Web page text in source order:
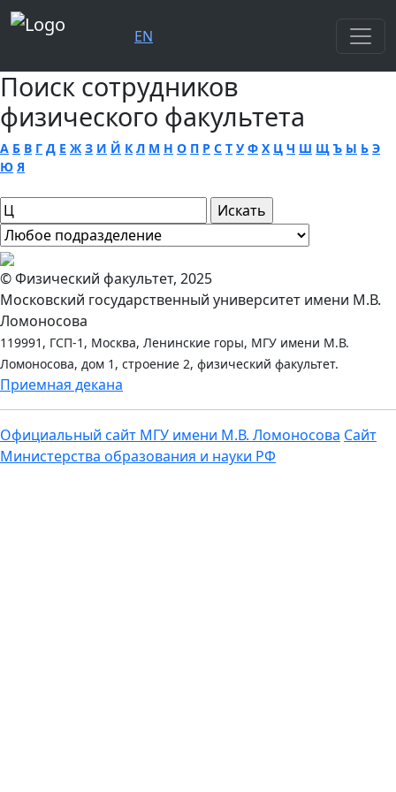
EN
Поиск сотрудников
физического факультета
А Б В Г Д Е Ж З И Й К Л М Н О П Р С Т У Ф Х Ц Ч Ш Щ Ъ Ы Ь Э
Ю Я
© Физический факультет, 2025
Московский государственный университет имени М.В.
Ломоносова
119991, ГСП-1, Москва, Ленинские горы, МГУ имени М.В.
Ломоносова, дом 1, строение 2, физический факультет.
Приемная декана
Официальный сайт МГУ имени М.В. Ломоносова Сайт
Министерства образования и науки РФ